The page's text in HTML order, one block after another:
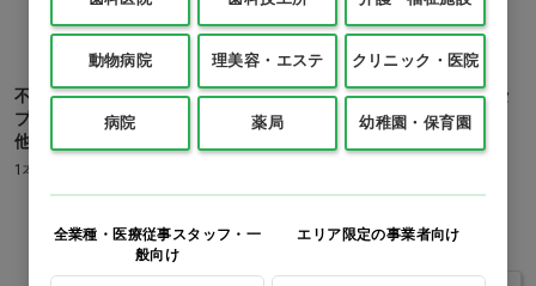
不織布ベッドシーツ 防水タイ
プ ブラウン 十字カットあり…
他
1本
不織布ベッドシーツ 非防水タ
イプ ブラウン 十字カットな
価格：ログイン後表示
動物病院 理美容・エステ クリニック・医院
病院 薬局 幼稚園・保育園
全業種・医療従事スタッフ・一
般向け
エリア限定の事業者向け